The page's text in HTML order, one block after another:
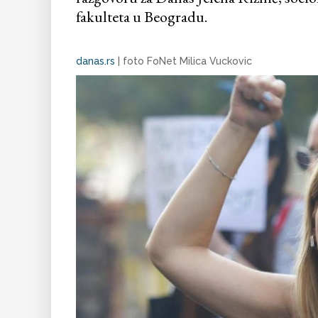
fakulteta u Beogradu.
danas.rs foto FoNet Milica Vuckovic